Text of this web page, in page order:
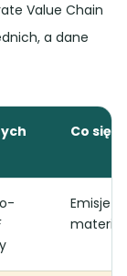
Value Chain
a dane
Co się
Emisje